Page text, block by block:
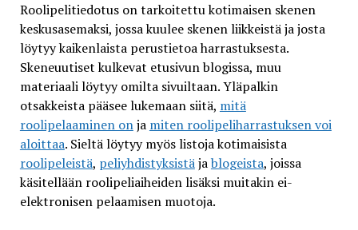
Roolipelitiedotus on tarkoitettu kotimaisen skenen
keskusasemaksi, jossa kuulee skenen liikkeistä ja josta
löytyy kaikenlaista perustietoa harrastuksesta.
Skeneuutiset kulkevat etusivun blogissa, muu
materiaali löytyy omilta sivuiltaan. Yläpalkin
otsakkeista pääsee lukemaan siitä, mitä
roolipelaaminen onja miten roolipeliharrastuksen voi
aloittaa. Sieltä löytyy myös listoja kotimaisista
roolipeleistä, peliyhdistyksistäjablogeista, joissa
käsitellään roolipeliaiheiden lisäksi muitakin ei-
elektronisen pelaamisen muotoja.